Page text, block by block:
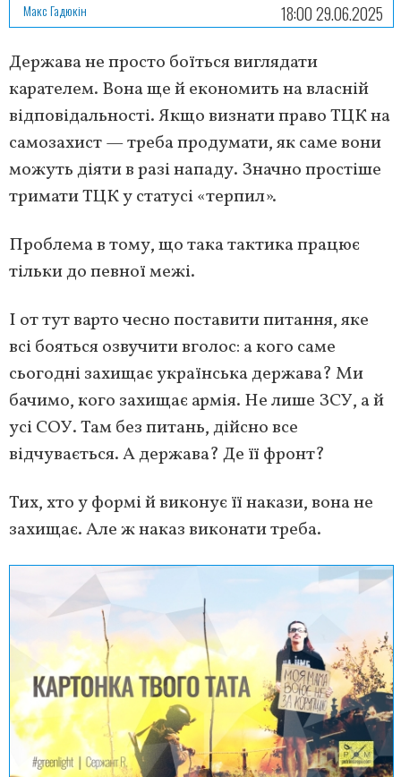
Макс Гадюкін 18:00 29.06.2025
Держава не просто боїться виглядати
карателем. Вона ще й економить на власній
відповідальності. Якщо визнати право ТЦК на
самозахист — треба продумати, як саме вони
можуть діяти в разі нападу. Значно простіше
тримати ТЦК у статусі «терпил».
Проблема в тому, що така тактика працює
тільки до певної межі.
І от тут варто чесно поставити питання, яке
всі бояться озвучити вголос: а кого саме
сьогодні захищає українська держава? Ми
бачимо, кого захищає армія. Не лише ЗСУ, а й
усі СОУ. Там без питань, дійсно все
відчувається. А держава? Де її фронт?
Тих, хто у формі й виконує її накази, вона не
захищає. Але ж наказ виконати треба.